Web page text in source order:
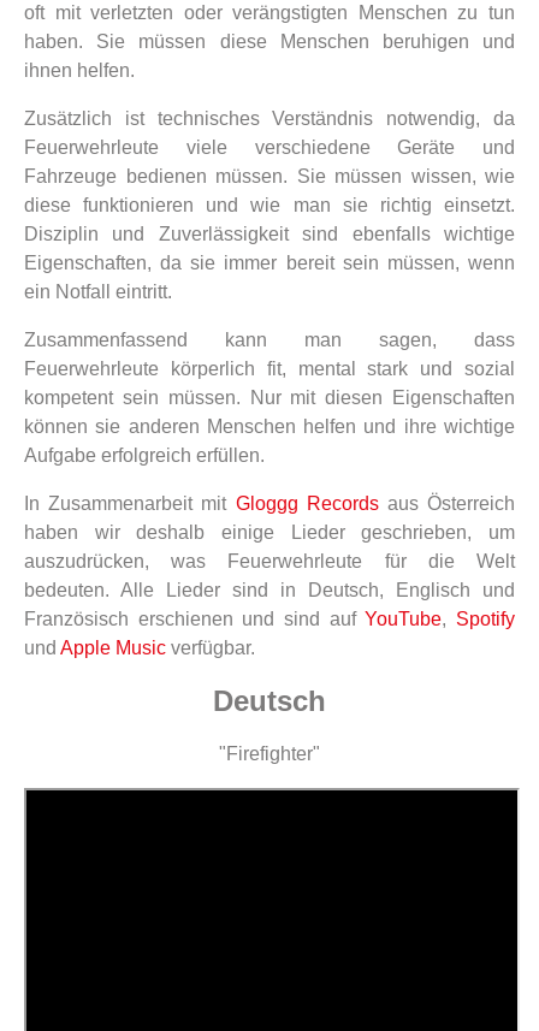
oft mit verletzten oder verängstigten Menschen zu tun
haben. Sie müssen diese Menschen beruhigen und
ihnen helfen.
Zusätzlich ist technisches Verständnis notwendig, da
Feuerwehrleute viele verschiedene Geräte und
Fahrzeuge bedienen müssen. Sie müssen wissen, wie
diese funktionieren und wie man sie richtig einsetzt.
Disziplin und Zuverlässigkeit sind ebenfalls wichtige
Eigenschaften, da sie immer bereit sein müssen, wenn
ein Notfall eintritt.
Zusammenfassend kann man sagen, dass
Feuerwehrleute körperlich fit, mental stark und sozial
kompetent sein müssen. Nur mit diesen Eigenschaften
können sie anderen Menschen helfen und ihre wichtige
Aufgabe erfolgreich erfüllen.
In Zusammenarbeit mit Gloggg Recordsaus Österreich
haben wir deshalb einige Lieder geschrieben, um
auszudrücken, was Feuerwehrleute für die Welt
bedeuten. Alle Lieder sind in Deutsch, Englisch und
Französisch erschienen und sind aufYouTube, Spotify
und Apple Music verfügbar.
Deutsch
"Firefighter"